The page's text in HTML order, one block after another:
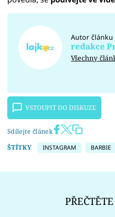
Autor článku
redakce
Všechny
VSTOUPIT DO DISKUZE
Sdílejte článek
ŠTÍTKY
INSTAGRAM BARBIE